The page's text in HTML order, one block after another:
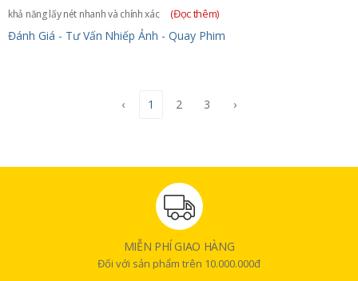
khả năng lấy nét nhanh và chính xác
(Đọc thêm)
Đánh Giá - Tư Vấn Nhiếp Ảnh - Quay Phim
‹ 1 2 3 ›
MIỄN PHÍ GIAO HÀNG
Đối với sản phẩm trên 10.000.000đ